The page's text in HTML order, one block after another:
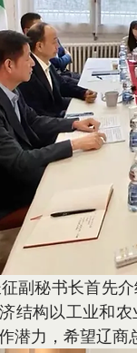
结构以工业和
潜力，希望辽商